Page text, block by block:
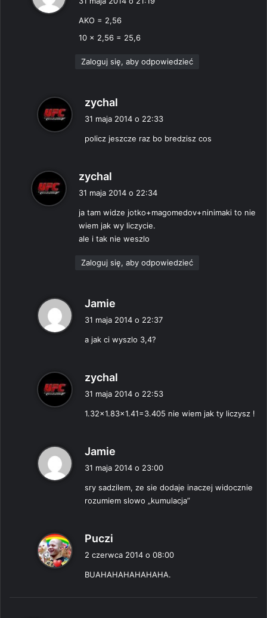
z
e
AKO = 2,56
10 x 2,56 = 25,6
Zaloguj się, aby odpowiedzieć
zychal
z
31 maja 2014 o 22:33
policz jeszcze raz bo bredzisz cos
zychal
z
e
:
31 maja 2014 o 22:34
ja tam widze jotko+magomedov+ninimaki to nie
wiem jak wy liczycie.
ale i tak nie weszlo
Zaloguj się, aby odpowiedzieć
Jamie
i
z
31 maja 2014 o 22:37
a jak ci wyszlo 3,4?
zychal
z
31 maja 2014 o 22:53
1.32×1.83×1.41=3.405 nie wiem jak ty liczysz !
Jamie
i
z
e
31 maja 2014 o 23:00
sry sadzilem, ze sie dodaje inaczej widocznie
rozumiem slowo „kumulacja”
Puczi
z
2 czerwca 2014 o 08:00
BUAHAHAHAHAHAHA.